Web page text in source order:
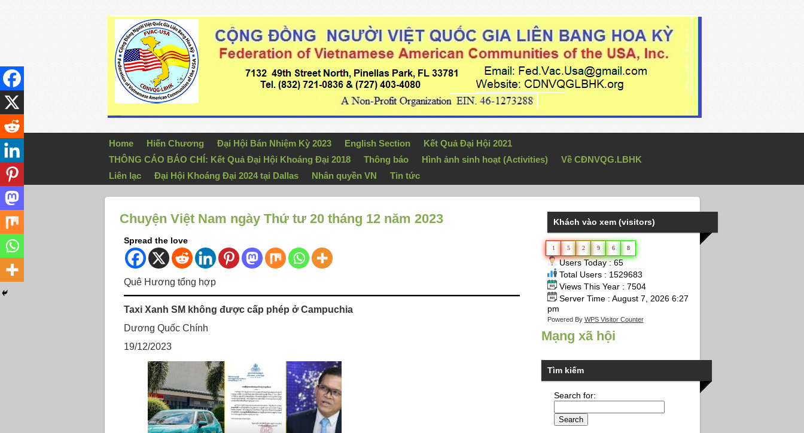
Home Hiến Chương Đại Hội Bán Nhiệm Kỳ 2023 English Section
Kết Quả Đại Hội 2021
THÔNG CÁO BÁO CHÍ: Kết Quả Đại Hội Khoáng Đại 2018
Thông báo Hình ảnh sinh hoạt (Activities)
Về CĐNVQG.LBHK
Liên lạc
Đại Hội Khoáng Đại 2024 tại Dallas Nhân quyền VN Tin tức
Chuyện Việt Nam ngày Thứ tư 20 tháng 12 năm 2023
Spread the love
Quê Hương tổng hợp
Taxi Xanh SM không được cấp phép ở Campuchia
Dương Quốc Chính
19/12/2023
Khách vào xem (visitors)
1 5 2 9 6 8
Users Today : 65
Total Users : 1529683
Views This Year : 7504
Server Time : August 7, 2026 6:27
pm
Powered By WPS Visitor Counter
Mạng xã hội
Tìm kiếm
Search for: